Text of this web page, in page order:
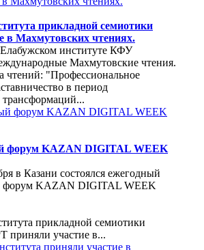
прикладной семиотики
в Махмутовских чтениях.
Елабужском институте КФУ
Махмутовские чтения.
чтений: "Профессиональное
в период
трансформаций...
форум KAZAN DIGITAL WEEK
в Казани состоялся ежегодный
KAZAN DIGITAL WEEK
прикладной семиотики
приняли участие в...